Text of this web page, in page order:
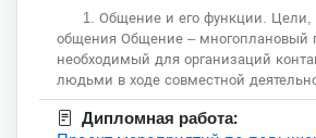
1. Общение и его функции. Цели,
общения Общение – многоплановый
необходимый для организаций
людьми в ходе совместной
Дипломная работа: